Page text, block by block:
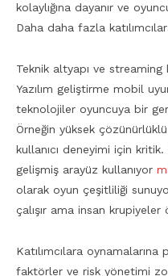
kolaylığına dayanır ve
Daha daha fazla
Teknik altyapı ve
Yazılım geliştirme mobil
teknolojiler oyuncuya bir
Örneğin yüksek
kullanıcı deneyimi için
gelişmiş arayüz kullanıyor
olarak oyun çeşitliliği
çalışır ama insan
Katılımcılara
faktörler ve risk yönetimi